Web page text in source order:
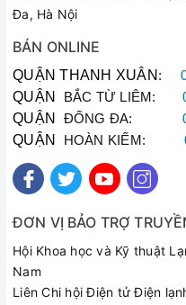
Đia chỉ:450 Đê La Thành,
Đa, Hà Nội
BÁN ONLINE
QUẬN THANH XUÂN
QUẬN BẮC TỪ LIÊM:
QUẬN ĐỐNG ĐA:
QUẬNHOÀN KIẾM:
ĐƠN VỊ BẢO TRỢ
Hội Khoa học và Kỹ thuật
Nam